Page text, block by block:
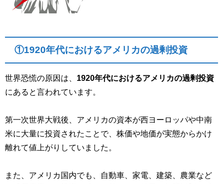
①1920年代におけるアメリカの過剰投資
世界恐慌の原因は、 1920年代におけるアメリカの過剰投資
にあると言われています。
第一次世界大戦後、アメリカの資本が西ヨーロッパや中南
米に大量に投資されたことで、株価や地価が実態からかけ
離れて値上がりしていました。
また、アメリカ国内でも、自動車、家電、建築、農業など